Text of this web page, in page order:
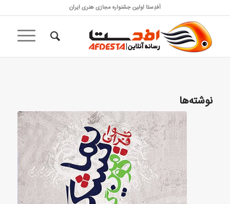
اَفدِستا اولین جشنواره مجازی هنری ایران
نوشته‌ها